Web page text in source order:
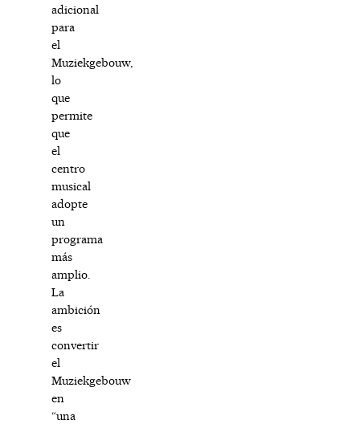
adicional
para
el
Muziekgebouw,
lo
que
permite
que
el
centro
musical
adopte
un
programa
más
amplio.
La
ambición
es
convertir
el
Muziekgebouw
en
“una